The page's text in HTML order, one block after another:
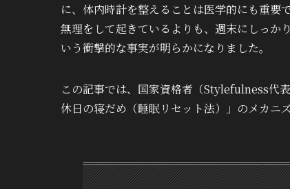
に、体内時計を整えることは医学的にも重要
無理をして起きているよりも、週末にしっか
いう衝撃的な事実が明らかになりました。
この記事では、国家資格者（Stylefulness代
休日の寝だめ（睡眠リセット法）」のメカニ